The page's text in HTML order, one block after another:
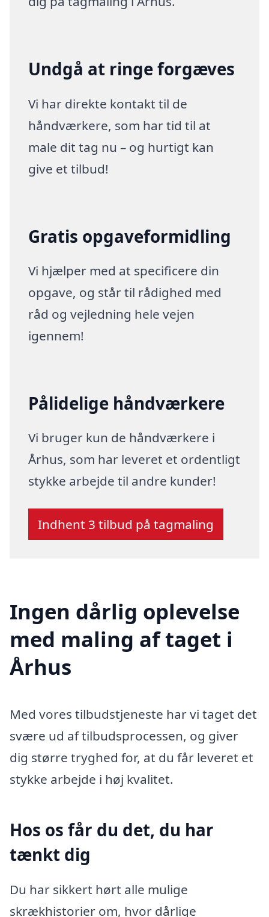
Undgå at ringe forgæves
Vi har direkte kontakt til de
håndværkere, som har tid til at
male dit tag nu – og hurtigt kan
give et tilbud!
Gratis opgaveformidling
Vi hjælper med at specificere din
opgave, og står til rådighed med
råd og vejledning hele vejen
igennem!
Pålidelige håndværkere
Vi bruger kun de håndværkere i
Århus, som har leveret et ordentligt
stykke arbejde til andre kunder!
Indhent 3 tilbud på tagmaling
Ingen dårlig oplevelse
med maling af taget i
Århus
Med vores tilbudstjeneste har vi taget det
svære ud af tilbudsprocessen, og giver
dig større tryghed for, at du får leveret et
stykke arbejde i høj kvalitet.
Hos os får du det, du har
tænkt dig
Du har sikkert hørt alle mulige
skrækhistorier om, hvor dårlige